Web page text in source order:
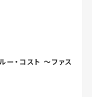
ー・コスト ～ファス